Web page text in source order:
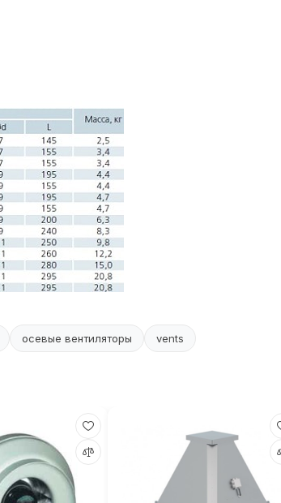
осевые вентиляторы vents